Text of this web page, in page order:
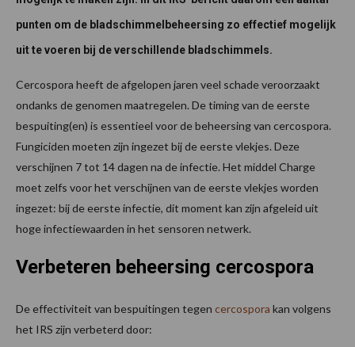
punten om de bladschimmelbeheersing zo effectief mogelijk
uit te voeren bij de verschillende bladschimmels.
Cercospora heeft de afgelopen jaren veel schade veroorzaakt
ondanks de genomen maatregelen. De timing van de eerste
bespuiting(en) is essentieel voor de beheersing van cercospora.
Fungiciden moeten zijn ingezet bij de eerste vlekjes. Deze
verschijnen 7 tot 14 dagen na de infectie. Het middel Charge
moet zelfs voor het verschijnen van de eerste vlekjes worden
ingezet: bij de eerste infectie, dit moment kan zijn afgeleid uit
hoge infectiewaarden in het sensoren netwerk.
Verbeteren beheersing cercospora
De effectiviteit van bespuitingen tegen cercospora kan volgens
het IRS zijn verbeterd door: